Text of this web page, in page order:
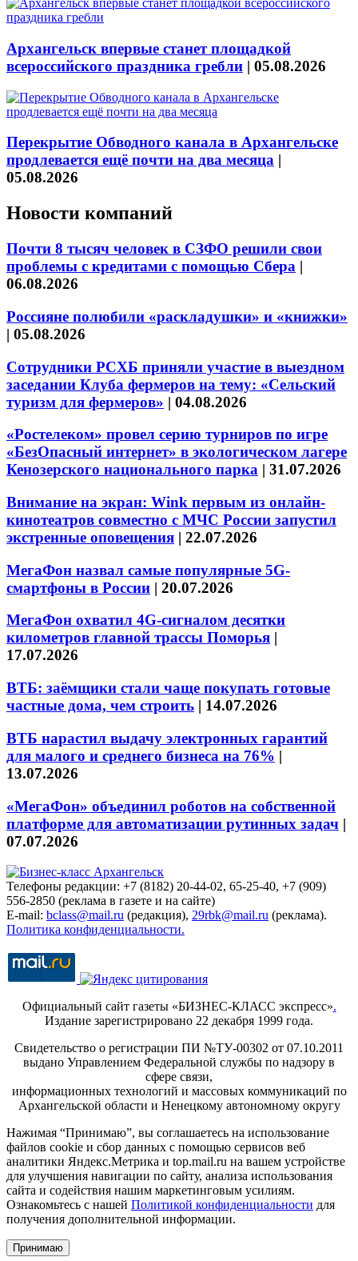
Архангельск впервые станет площадкой
всероссийского праздника гребли | 05.08.2026
Перекрытие Обводного канала в Архангельске
продлевается ещё почти на два месяца |
05.08.2026
Новости компаний
Почти 8 тысяч человек в СЗФО решили свои
проблемы с кредитами с помощью Сбера |
06.08.2026
Россияне полюбили «раскладушки» и «книжки»
| 05.08.2026
Сотрудники РСХБ приняли участие в выездном
заседании Клуба фермеров на тему: «Сельский
туризм для фермеров» | 04.08.2026
«Ростелеком» провел серию турниров по игре
«БезОпасный интернет» в экологическом лагере
Кенозерского национального парка | 31.07.2026
Внимание на экран: Wink первым из онлайн-
кинотеатров совместно с МЧС России запустил
экстренные оповещения | 22.07.2026
МегаФон назвал самые популярные 5G-
смартфоны в России | 20.07.2026
МегаФон охватил 4G-сигналом десятки
километров главной трассы Поморья |
17.07.2026
ВТБ: заёмщики стали чаще покупать готовые
частные дома, чем строить | 14.07.2026
ВТБ нарастил выдачу электронных гарантий
для малого и среднего бизнеса на 76% |
13.07.2026
«МегаФон» объединил роботов на собственной
платформе для автоматизации рутинных задач |
07.07.2026
Телефоны редакции: +7 (8182) 20-44-02, 65-25-40, +7 (909)
556-2850 (реклама в газете и на сайте)
E-mail: bclass@mail.ru (редакция), 29rbk@mail.ru (реклама).
Политика конфиденциальности.
Официальный сайт газеты «БИЗНЕС-КЛАСС экспресс».
Издание зарегистрировано 22 декабря 1999 года.
Свидетельство о регистрации ПИ №ТУ-00302 от 07.10.2011
выдано Управлением Федеральной службы по надзору в
сфере связи,
информационных технологий и массовых коммуникаций по
Архангельской области и Ненецкому автономному округу
Нажимая “Принимаю”, вы соглашаетесь на использование
файлов cookie и сбор данных с помощью сервисов веб
аналитики Яндекс.Метрика и top.mail.ru на вашем устройстве
для улучшения навигации по сайту, анализа использования
сайта и содействия нашим маркетинговым усилиям.
Ознакомьтесь с нашей Политикой конфиденциальности для
получения дополнительной информации.
Принимаю